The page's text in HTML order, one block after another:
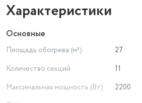
Характеристики
Основные
Площадь обогрева (м²)
27
Количество секций
11
Максимальная мощность (Вт)
2200